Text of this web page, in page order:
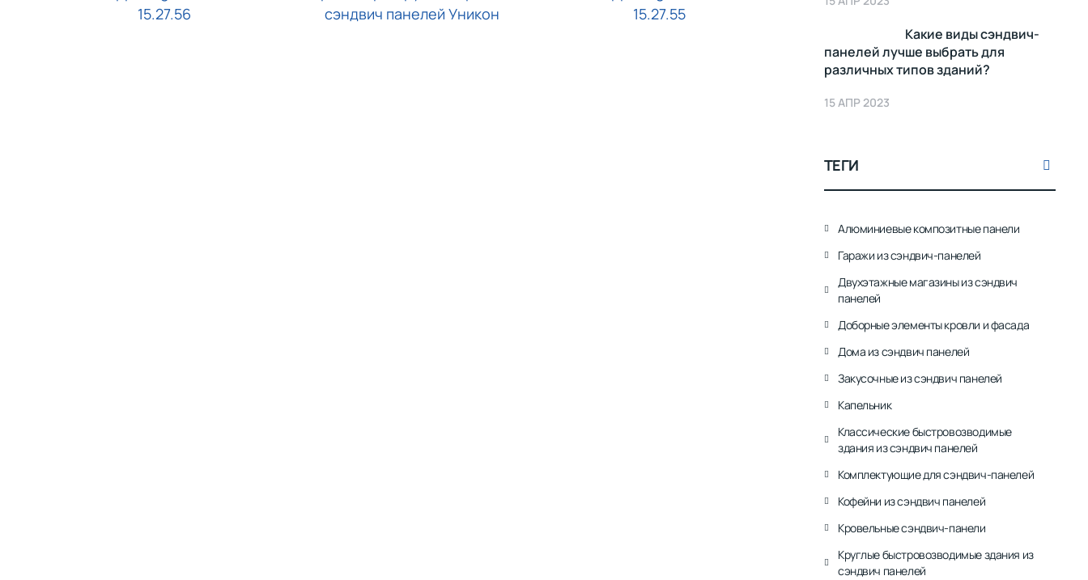
Какие виды сэндвич-
панелей лучше выбрать для
различных типов зданий?
15 АПР 2023
ТЕГИ
Алюминиевые композитные панели
Гаражи из сэндвич-панелей
Двухэтажные магазины из сэндвич
панелей
Доборные элементы кровли и фасада
Дома из сэндвич панелей
Закусочные из сэндвич панелей
Капельник
Классические быстровозводимые
здания из сэндвич панелей
Комплектующие для сэндвич-панелей
Кофейни из сэндвич панелей
Кровельные сэндвич-панели
Круглые быстровозводимые здания из
сэндвич панелей